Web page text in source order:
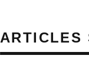
ARTICLES